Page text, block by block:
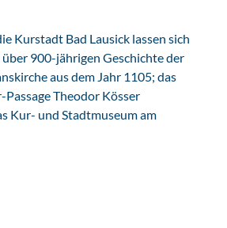
a
b
s
Kurstadt Bad Lausick lassen sich
900-jährigen Geschichte der
aus dem Jahr 1105; das
Theodor Kösser
Kur- und Stadtmuseum am